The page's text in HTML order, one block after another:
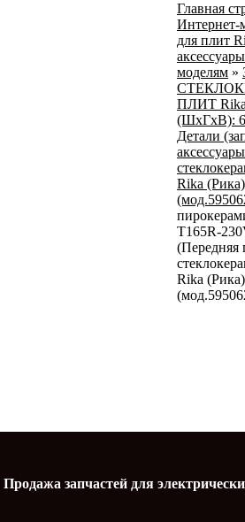
Главная
Интернет-
для плит
моделям »
ПЛИТ Rika
(ШхГхВ):
Детали
Rika
T165R-
(Передняя
Rika
Продажа запчастей для